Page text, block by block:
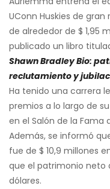
UConn Huskies de
de alrededor de $ 1,95
publicado un libro
Shawn Bradley Bio:
reclutamiento y
Ha tenido una carrera
premios a lo largo de
en el Salón de la Fama
Además, se informó
fue de $ 10,9 millones
que el patrimonio neto
dólares.